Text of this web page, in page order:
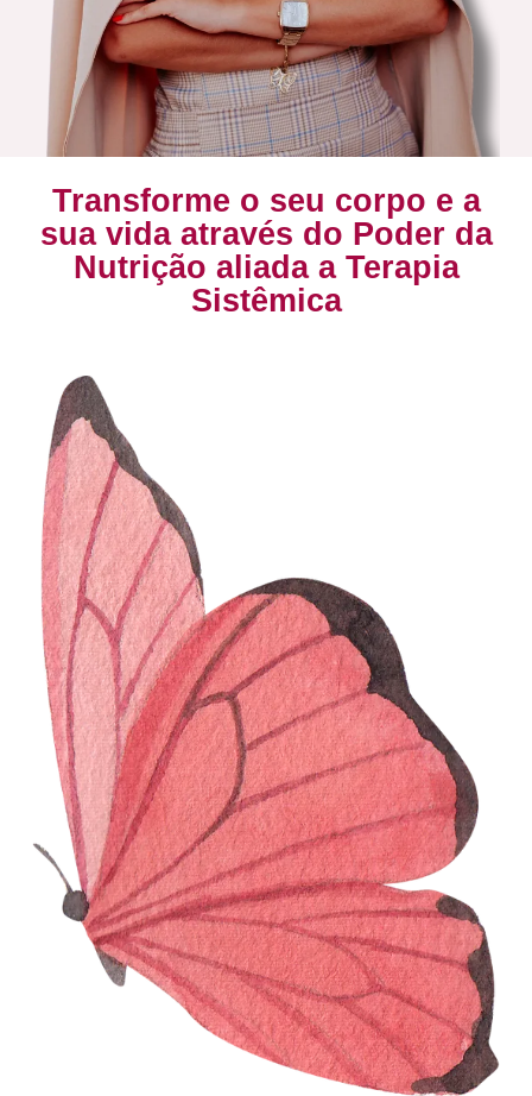
Transforme o seu corpo e a
sua vida através do Poder da
Nutrição aliada a Terapia
Sistêmica